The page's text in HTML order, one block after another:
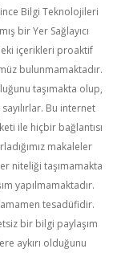
Bilgi Teknolojileri
bir Yer Sağlayıcı
içerikleri proaktif
bulunmamaktadır.
taşımakta olup,
Bu internet
ile hiçbir bağlantısı
makaleler
niteliği taşımamakta
yapılmamaktadır.
tesadüfidir.
bir bilgi paylaşım
aykırı olduğunu